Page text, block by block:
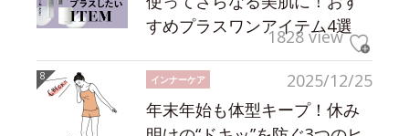
すめプラスワンアイテム4選
1828 view
2025/12/25
インナーケア
年末年始も体型キープ！休み